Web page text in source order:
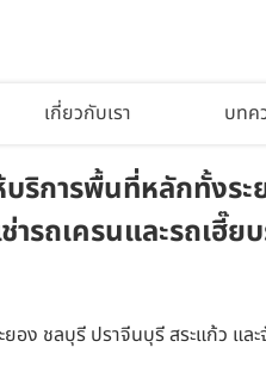
เกี่ยวกับเรา บทค
ริการพื้นที่หลักทั้ง
รถเครนและรถเฮี๊
อง ชลบุรี ปราจีนบุรี สระแก้ว แ